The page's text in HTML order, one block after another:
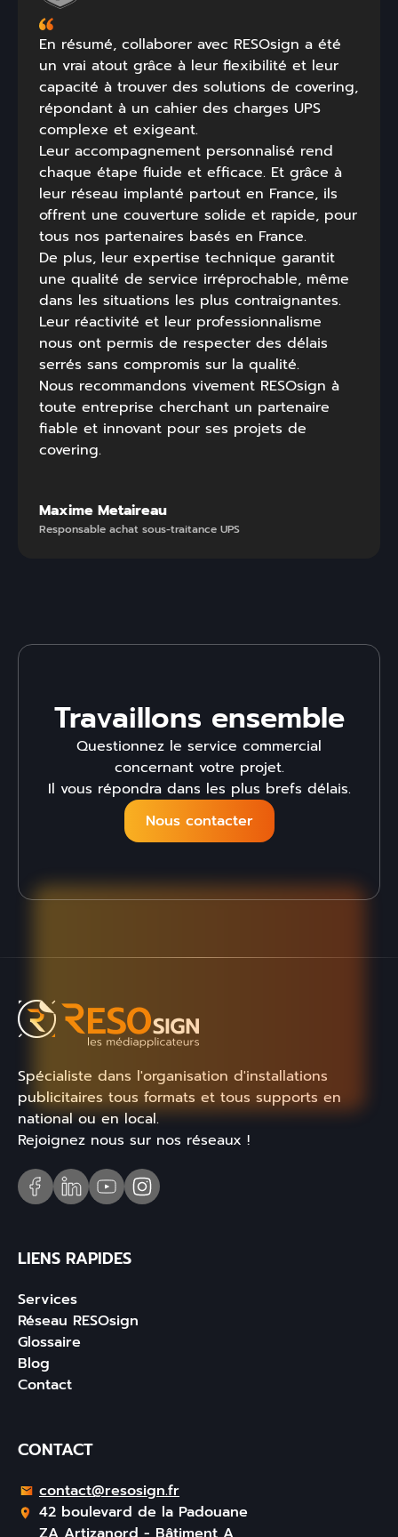
En résumé, collaborer avec RESOsign a été
un vrai atout grâce à leur flexibilité et leur
capacité à trouver des solutions de covering,
répondant à un cahier des charges UPS
complexe et exigeant.
Leur accompagnement personnalisé rend
chaque étape fluide et efficace. Et grâce à
leur réseau implanté partout en France, ils
offrent une couverture solide et rapide, pour
tous nos partenaires basés en France.
De plus, leur expertise technique garantit
une qualité de service irréprochable, même
dans les situations les plus contraignantes.
Leur réactivité et leur professionnalisme
nous ont permis de respecter des délais
serrés sans compromis sur la qualité.
Nous recommandons vivement RESOsign à
toute entreprise cherchant un partenaire
fiable et innovant pour ses projets de
covering.
Maxime Metaireau
Responsable achat sous-traitance UPS
Travaillons ensemble
Questionnez le service commercial
concernant votre projet.
Il vous répondra dans les plus brefs délais.
Nous contacter
Spécialiste dans l'organisation d'installations
publicitaires tous formats et tous supports en
national ou en local.
Rejoignez nous sur nos réseaux !
LIENS RAPIDES
Services
Réseau RESOsign
Glossaire
Blog
Contact
CONTACT
contact@resosign.fr
42 boulevard de la Padouane